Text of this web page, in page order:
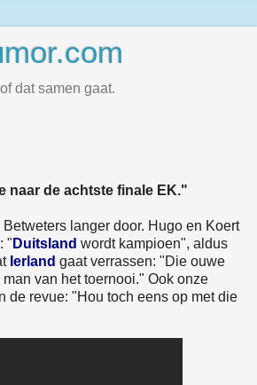
dat samen gaat.
naar de achtste finale EK."
langer door. Hugo en Koert
" Duitsland wordt kampioen", aldus
Ierland gaat verrassen: "Die ouwe
van het toernooi." Ook onze
de revue: "Hou toch eens op met die